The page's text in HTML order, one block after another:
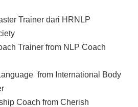
Trainer dari HRNLP
Trainer from NLP Coach
from International Body
Coach from Cherish